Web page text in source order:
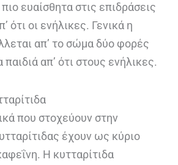
πιο ευαίσθητα στις επιδράσεις
ότι οι ενήλικες. Γενικά η
απ’ το σώμα δύο φορές
απ’ ότι στους ενήλικες.
που στοχεύουν στην
έχουν ως κύριο
Η κυτταρίτιδα